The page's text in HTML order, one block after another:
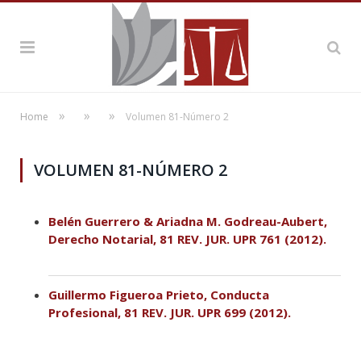
Home » » » Volumen 81-Número 2
VOLUMEN 81-NÚMERO 2
Belén Guerrero & Ariadna M. Godreau-Aubert,
Derecho Notarial, 81 REV. JUR. UPR 761 (2012).
Guillermo Figueroa Prieto, Conducta
Profesional, 81 REV. JUR. UPR 699 (2012).